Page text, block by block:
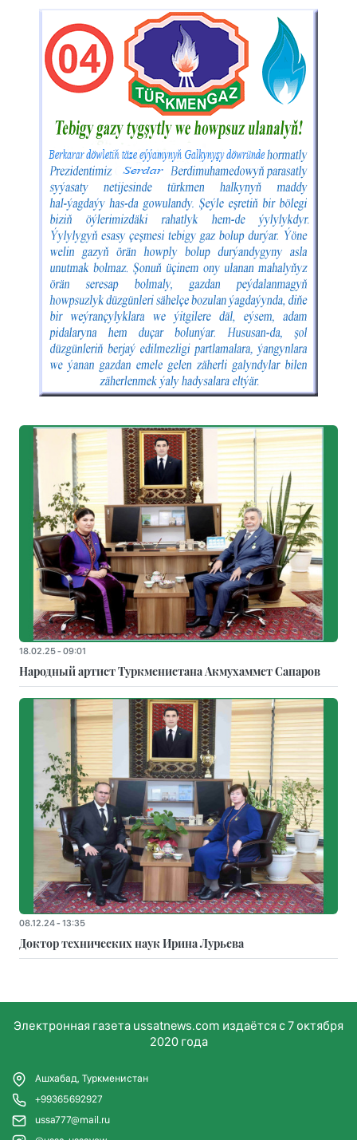
18.02.25 - 09:01
Народный артист Туркменистана Акмухаммет Сапаров
08.12.24 - 13:35
Доктор технических наук Ирина Лурьева
Электронная газета ussatnews.com издаётся с 7 октября
2020 года
Ашхабад, Туркменистан
+99365692927
ussa777@mail.ru